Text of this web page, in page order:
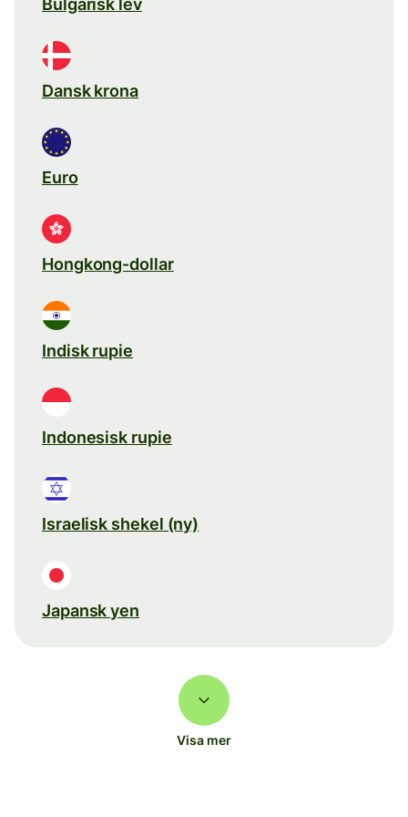
Bulgarisk lev
Dansk krona
Euro
Hongkong-dollar
Indisk rupie
Indonesisk rupie
Israelisk shekel (ny)
Japansk yen
Visa mer